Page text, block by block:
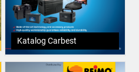
Katalog Carbest